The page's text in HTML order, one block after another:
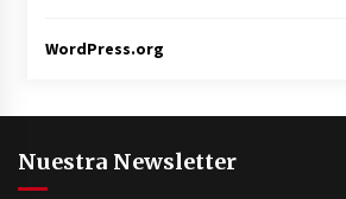
WordPress.org
Nuestra Newsletter